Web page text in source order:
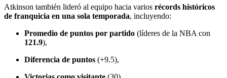
Atkinson también lideró al equipo hacia varios récords históricos
de franquicia en una sola temporada, incluyendo:
Promedio de puntos por partido (líderes de la NBA con
121.9),
Diferencia de puntos (+9.5),